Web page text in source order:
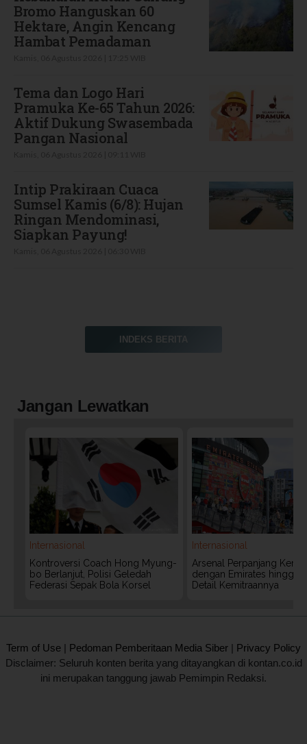
Bromo Hanguskan 60
Hektare, Angin Kencang
Hambat Pemadaman
Tema dan Logo Hari
Pramuka Ke-65 Tahun 2026:
Aktif Dukung Swasembada
Pangan Nasional
Intip Prakiraan Cuaca
Sumsel Kamis (6/8): Hujan
Ringan Mendominasi,
Siapkan Payung!
INDEKS BERITA
Jangan Lewatkan
Internasional
Kontroversi Coach Hong Myung-
bo Berlanjut, Polisi Geledah
Federasi Sepak Bola Korsel
Internasional
Arsenal Perpanjang Kerja
dengan Emirates hingga
Detail Kemitraannya
Term of Use | Pedoman Pemberitaan Media Siber | Privacy Policy
Disclaimer: Seluruh konten berita yang ditayangkan di kontan.co.id
ini merupakan tanggung jawab Pemimpin Redaksi.